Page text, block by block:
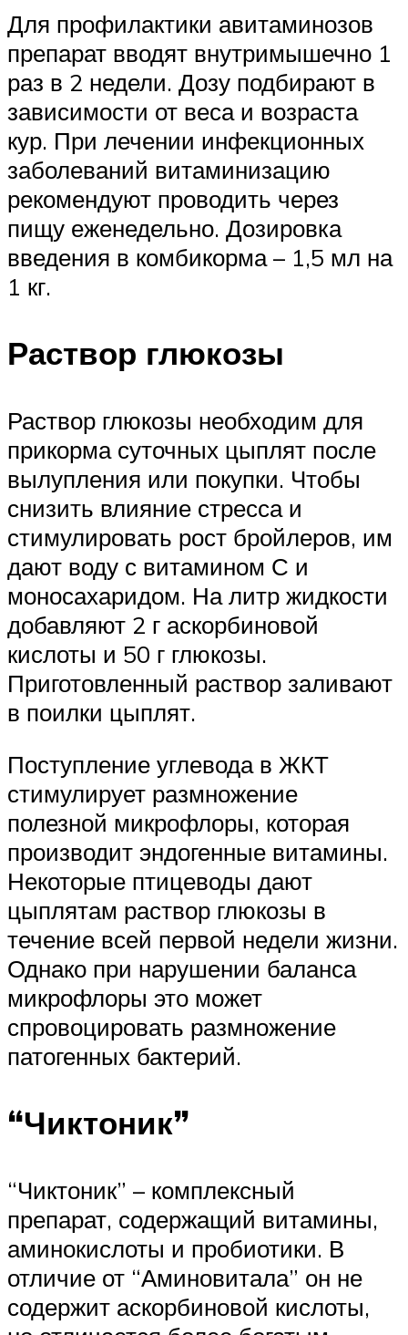
Для профилактики авитаминозов
препарат вводят внутримышечно 1
раз в 2 недели. Дозу подбирают в
зависимости от веса и возраста
кур. При лечении инфекционных
заболеваний витаминизацию
рекомендуют проводить через
пищу еженедельно. Дозировка
введения в комбикорма – 1,5 мл на
1 кг.
Раствор глюкозы
Раствор глюкозы необходим для
прикорма суточных цыплят после
вылупления или покупки. Чтобы
снизить влияние стресса и
стимулировать рост бройлеров, им
дают воду с витамином С и
моносахаридом. На литр жидкости
добавляют 2 г аскорбиновой
кислоты и 50 г глюкозы.
Приготовленный раствор заливают
в поилки цыплят.
Поступление углевода в ЖКТ
стимулирует размножение
полезной микрофлоры, которая
производит эндогенные витамины.
Некоторые птицеводы дают
цыплятам раствор глюкозы в
течение всей первой недели жизни.
Однако при нарушении баланса
микрофлоры это может
спровоцировать размножение
патогенных бактерий.
“Чиктоник”
“Чиктоник” – комплексный
препарат, содержащий витамины,
аминокислоты и пробиотики. В
отличие от “Аминовитала” он не
содержит аскорбиновой кислоты,